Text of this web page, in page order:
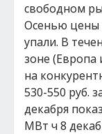
свободном
Осенью цены
упали. В
зоне (Европа
на
530-550 руб.
декабря
МВт ч 8